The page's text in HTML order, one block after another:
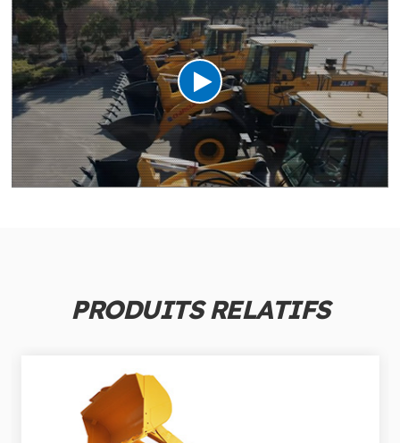
PRODUITS RELATIFS